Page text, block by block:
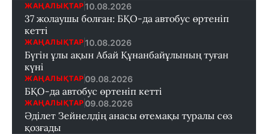
ЖАҢАЛЫҚТАР10.08.2026
37 жолаушы болған: БҚО-да автобус өртеніп
кетті
ЖАҢАЛЫҚТАР10.08.2026
Бүгін ұлы ақын Абай Құнанбайұлының туған
күні
ЖАҢАЛЫҚТАР 09.08.2026
БҚО-да автобус өртеніп кетті
ЖАҢАЛЫҚТАР 09.08.2026
Әділет Зейнелдің анасы өтемақы туралы сөз
қозғады